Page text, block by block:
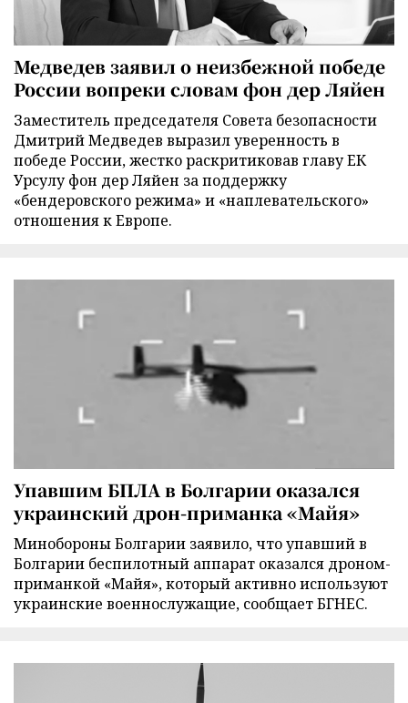
Медведев заявил о неизбежной победе
России вопреки словам фон дер Ляйен
Заместитель председателя Совета безопасности
Дмитрий Медведев выразил уверенность в
победе России, жестко раскритиковав главу ЕК
Урсулу фон дер Ляйен за поддержку
«бендеровского режима» и «наплевательского»
отношения к Европе.
Упавшим БПЛА в Болгарии оказался
украинский дрон-приманка «Майя»
Минобороны Болгарии заявило, что упавший в
Болгарии беспилотный аппарат оказался дроном-
приманкой «Майя», который активно используют
украинские военнослужащие, сообщает БГНЕС.